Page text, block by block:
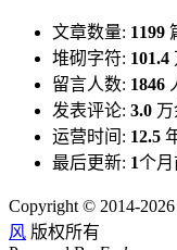
文章数量: 1199
堆砌字符: 101.4
留言人数: 1846
发表评论: 3.0
运营时间: 12.5
最后更新: 1个月
Copyright © 2014-
风 版权所有